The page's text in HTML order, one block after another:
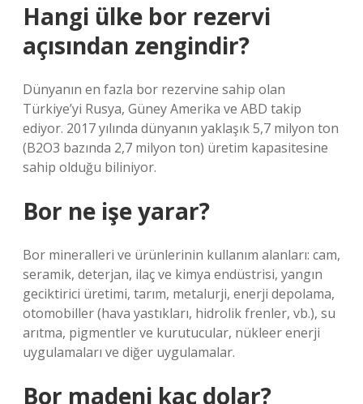
Hangi ülke bor rezervi
açısından zengindir?
Dünyanın en fazla bor rezervine sahip olan
Türkiye’yi Rusya, Güney Amerika ve ABD takip
ediyor. 2017 yılında dünyanın yaklaşık 5,7 milyon ton
(B2O3 bazında 2,7 milyon ton) üretim kapasitesine
sahip olduğu biliniyor.
Bor ne işe yarar?
Bor mineralleri ve ürünlerinin kullanım alanları: cam,
seramik, deterjan, ilaç ve kimya endüstrisi, yangın
geciktirici üretimi, tarım, metalurji, enerji depolama,
otomobiller (hava yastıkları, hidrolik frenler, vb.), su
arıtma, pigmentler ve kurutucular, nükleer enerji
uygulamaları ve diğer uygulamalar.
Bor madeni kaç dolar?